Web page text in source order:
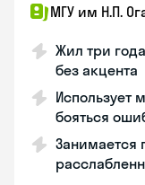
МГУ им Н.П.
Жил три
без акцента
Использует
бояться
Занимается